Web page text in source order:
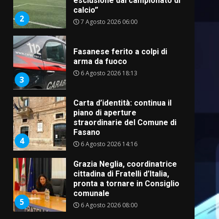
2
calcio”
7 Agosto 2026 06:00
3
Fasanese ferito a colpi di
arma da fuoco
6 Agosto 2026 18:13
4
Carta d’identità: continua il
piano di aperture
straordinarie del Comune di
Fasano
6 Agosto 2026 14:16
5
Grazia Neglia, coordinatrice
cittadina di Fratelli d’Italia,
pronta a tornare in Consiglio
comunale
6 Agosto 2026 08:00